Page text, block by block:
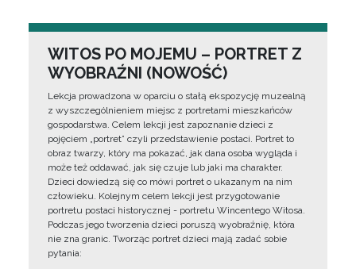
WITOS PO MOJEMU – PORTRET Z
WYOBRAŹNI (NOWOŚĆ)
Lekcja prowadzona w oparciu o stałą ekspozycję muzealną
z wyszczególnieniem miejsc z portretami mieszkańców
gospodarstwa. Celem lekcji jest zapoznanie dzieci z
pojęciem „portret” czyli przedstawienie postaci. Portret to
obraz twarzy, który ma pokazać, jak dana osoba wygląda i
może też oddawać, jak się czuje lub jaki ma charakter.
Dzieci dowiedzą się co mówi portret o ukazanym na nim
człowieku. Kolejnym celem lekcji jest przygotowanie
portretu postaci historycznej - portretu Wincentego Witosa.
Podczas jego tworzenia dzieci poruszą wyobraźnię, która
nie zna granic. Tworząc portret dzieci mają zadać sobie
pytania: